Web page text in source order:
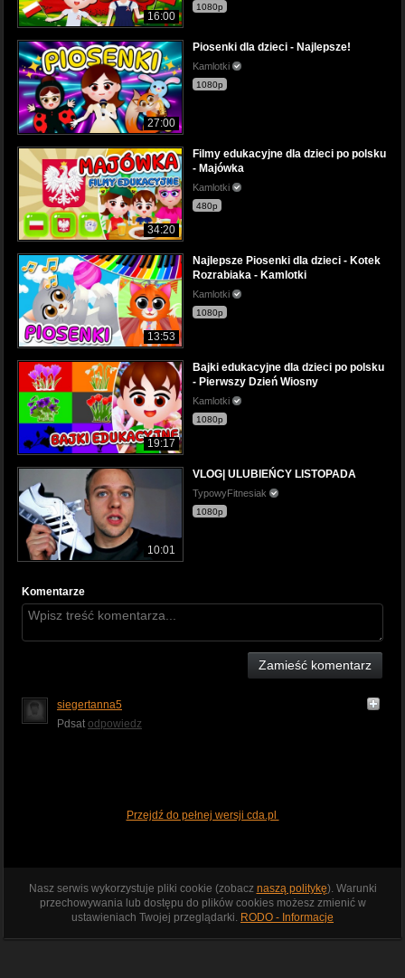
16:00
1080p
27:00
Piosenki dla dzieci - Najlepsze!
Kamlotki
1080p
34:20
Filmy edukacyjne dla dzieci po polsku
- Majówka
Kamlotki
480p
13:53
Najlepsze Piosenki dla dzieci - Kotek
Rozrabiaka - Kamlotki
Kamlotki
1080p
19:17
Bajki edukacyjne dla dzieci po polsku
- Pierwszy Dzień Wiosny
Kamlotki
1080p
10:01
VLOG| ULUBIEŃCY LISTOPADA
TypowyFitnesiak
1080p
Komentarze
Zamieść komentarz
siegertanna5
Pdsat odpowiedz
Przejdź do pełnej wersji cda.pl
Nasz serwis wykorzystuje pliki cookie (zobacz naszą politykę). Warunki
przechowywania lub dostępu do plików cookies możesz zmienić w
ustawieniach Twojej przeglądarki. RODO - Informacje